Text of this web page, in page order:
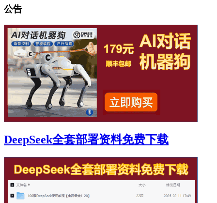
公告
DeepSeek全套部署资料免费下载